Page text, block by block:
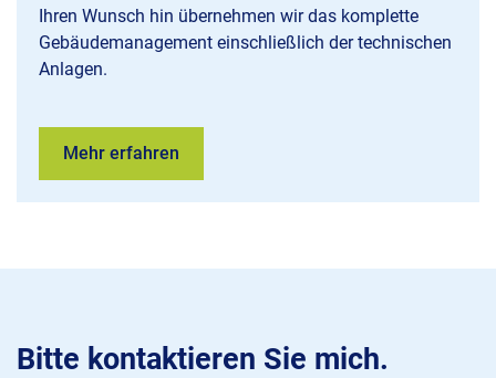
Ihren Wunsch hin übernehmen wir das komplette
Gebäudemanagement einschließlich der technischen
Anlagen.
Mehr erfahren
Bitte kontaktieren Sie mich.